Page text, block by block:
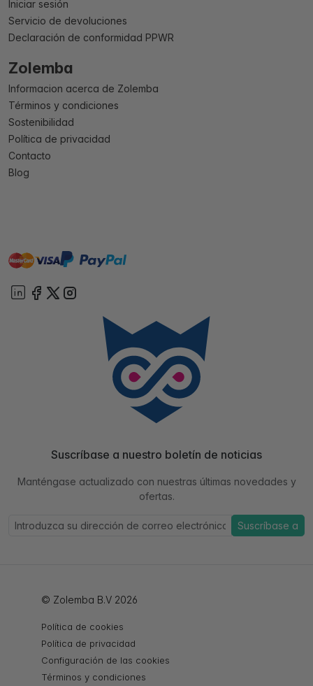
Iniciar sesión
Servicio de devoluciones
Declaración de conformidad PPWR
Zolemba
Informacion acerca de Zolemba
Términos y condiciones
Sostenibilidad
Política de privacidad
Contacto
Blog
mastervisa paypal
Suscríbase a nuestro boletín de noticias
Manténgase actualizado con nuestras últimas novedades y
ofertas.
Suscríbase a
© Zolemba B.V 2026
Política de cookies
Política de privacidad
Configuración de las cookies
Términos y condiciones